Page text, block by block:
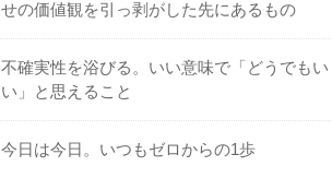
せの価値観を引っ剥がした先にあるもの
不確実性を浴びる。いい意味で「どうでもい
い」と思えること
今日は今日。いつもゼロからの1歩